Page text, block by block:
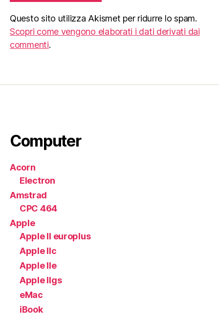
Questo sito utilizza Akismet per ridurre lo spam.
Scopri come vengono elaborati i dati derivati dai
commenti.
Computer
Acorn
Electron
Amstrad
CPC 464
Apple
Apple II europlus
Apple IIc
Apple IIe
Apple IIgs
eMac
iBook